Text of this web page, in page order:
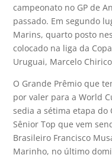
campeonato no GP de
passado. Em segundo
Marins, quarto posto
colocado na liga da
Uruguai, Marcelo
O Grande Prêmio que
por valer para a World
sedia a sétima etapa do
Sênior Top que vem
Brasileiro Francisco
Marinho, no último